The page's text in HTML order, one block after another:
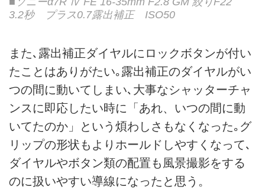
3.2秒 プラス0.7露出補正 ISO50
また､露出補正ダイヤルにロックボタンが付い
たことはありがたい｡露出補正のダイヤルがい
つの間に動いてしまい､大事なシャッターチャ
ンスに即応したい時に「あれ、いつの間に動
いてたのか」という煩わしさもなくなった｡グ
リップの形状もよりホールドしやすくなって､
ダイヤルやボタン類の配置も風景撮影をする
のに扱いやすい導線になったと思う。